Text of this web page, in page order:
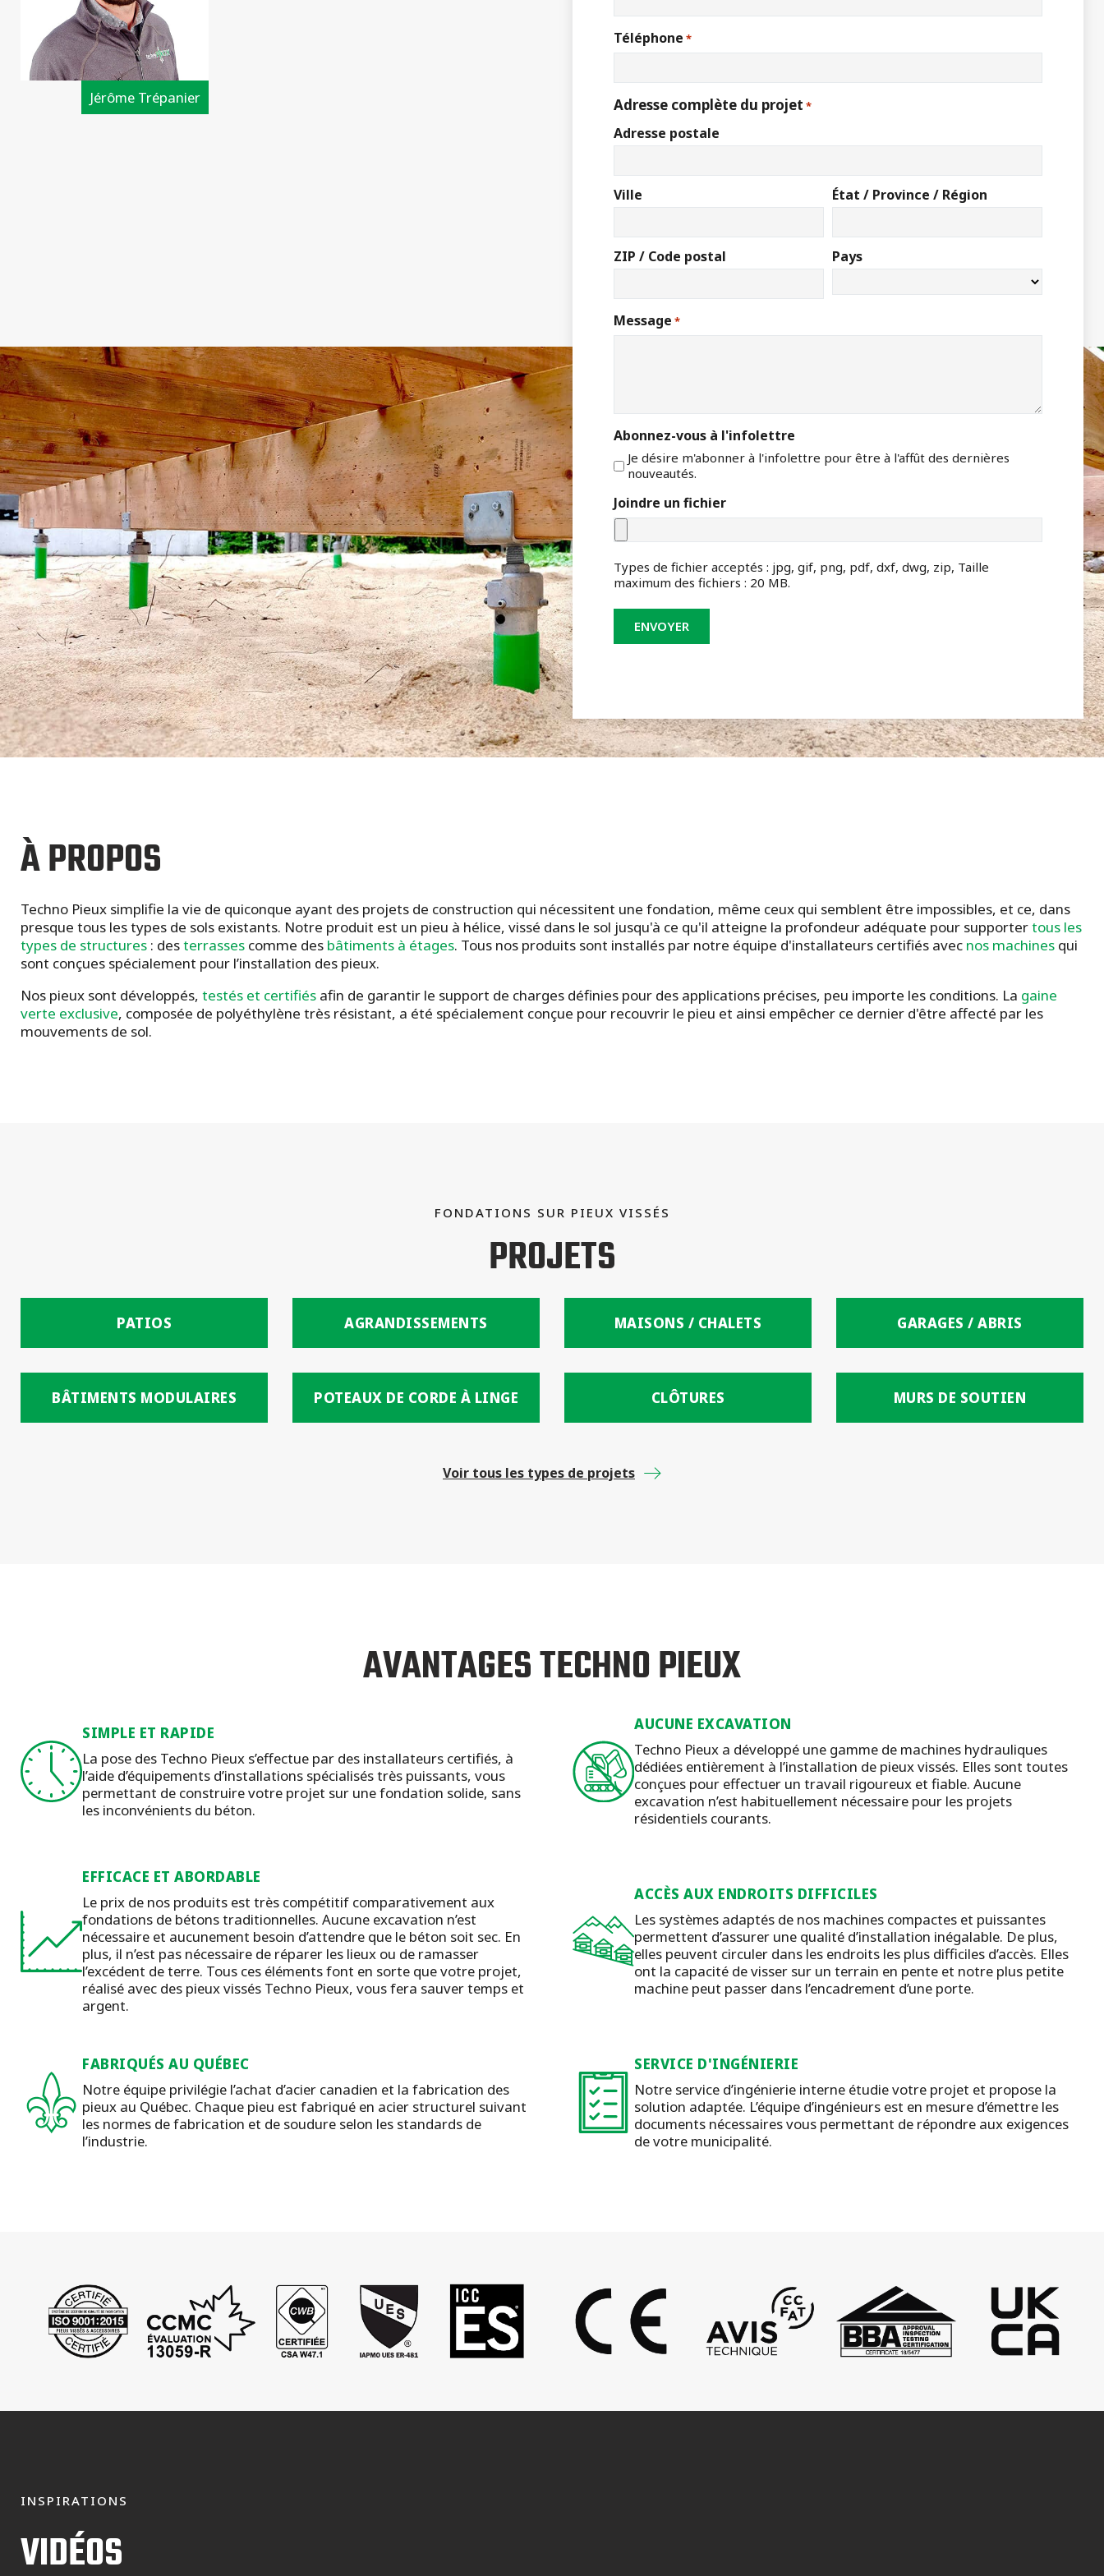
Jérôme Trépanier
Téléphone *
Adresse complète du projet *
Adresse postale
Ville État / Province / Région
ZIP / Code postal Pays
Message *
Abonnez-vous à l'infolettre
Je désire m'abonner à l'infolettre pour être à l'affût des dernières
nouveautés.
Joindre un fichier
Types de fichier acceptés : jpg, gif, png, pdf, dxf, dwg, zip, Taille
maximum des fichiers : 20 MB.
À PROPOS
Techno Pieux simplifie la vie de quiconque ayant des projets de construction qui nécessitent une fondation, même ceux qui semblent être impossibles, et ce, dans
presque tous les types de sols existants. Notre produit est un pieu à hélice, vissé dans le sol jusqu'à ce qu'il atteigne la profondeur adéquate pour supportertous les
types de structures : desterrasses comme des bâtiments à étages. Tous nos produits sont installés par notre équipe d'installateurs certifiés avec nos machines qui
sont conçues spécialement pour l’installation des pieux.
Nos pieux sont développés, testés et certifiés afin de garantir le support de charges définies pour des applications précises, peu importe les conditions. La gaine
verte exclusive, composée de polyéthylène très résistant, a été spécialement conçue pour recouvrir le pieu et ainsi empêcher ce dernier d'être affecté par les
mouvements de sol.
FONDATIONS SUR PIEUX VISSÉS
PROJETS
PATIOS AGRANDISSEMENTS MAISONS / CHALETS GARAGES / ABRIS
BÂTIMENTS MODULAIRES POTEAUX DE CORDE À LINGE CLÔTURES MURS DE SOUTIEN
Voir tous les types de projets
AVANTAGES TECHNO PIEUX
SIMPLE ET RAPIDE
La pose des Techno Pieux s’effectue par des installateurs certifiés, à
l’aide d’équipements d’installations spécialisés très puissants, vous
permettant de construire votre projet sur une fondation solide, sans
les inconvénients du béton.
AUCUNE EXCAVATION
Techno Pieux a développé une gamme de machines hydrauliques
dédiées entièrement à l’installation de pieux vissés. Elles sont toutes
conçues pour effectuer un travail rigoureux et fiable. Aucune
excavation n’est habituellement nécessaire pour les projets
résidentiels courants.
EFFICACE ET ABORDABLE
Le prix de nos produits est très compétitif comparativement aux
fondations de bétons traditionnelles. Aucune excavation n’est
nécessaire et aucunement besoin d’attendre que le béton soit sec. En
plus, il n’est pas nécessaire de réparer les lieux ou de ramasser
l’excédent de terre. Tous ces éléments font en sorte que votre projet,
réalisé avec des pieux vissés Techno Pieux, vous fera sauver temps et
argent.
ACCÈS AUX ENDROITS DIFFICILES
Les systèmes adaptés de nos machines compactes et puissantes
permettent d’assurer une qualité d’installation inégalable. De plus,
elles peuvent circuler dans les endroits les plus difficiles d’accès. Elles
ont la capacité de visser sur un terrain en pente et notre plus petite
machine peut passer dans l’encadrement d’une porte.
FABRIQUÉS AU QUÉBEC
Notre équipe privilégie l’achat d’acier canadien et la fabrication des
pieux au Québec. Chaque pieu est fabriqué en acier structurel suivant
les normes de fabrication et de soudure selon les standards de
l’industrie.
SERVICE D'INGÉNIERIE
Notre service d’ingénierie interne étudie votre projet et propose la
solution adaptée. L’équipe d’ingénieurs est en mesure d’émettre les
documents nécessaires vous permettant de répondre aux exigences
de votre municipalité.
INSPIRATIONS
VIDÉOS